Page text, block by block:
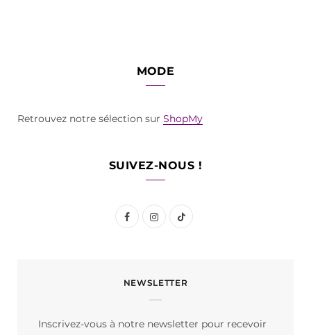
MODE
Retrouvez notre sélection sur ShopMy
SUIVEZ-NOUS !
F
e
I
t
T
T
NEWSLETTER
Inscrivez-vous à notre newsletter pour recevoir